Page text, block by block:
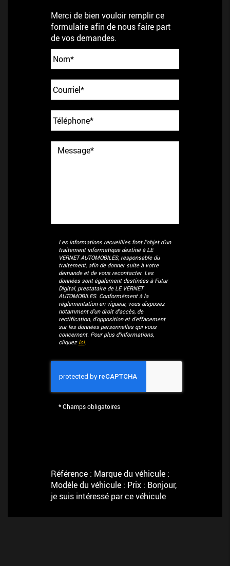
Merci de bien vouloir remplir ce
formulaire afin de nous faire part
de vos demandes.
Les informations recueillies font l’objet d’un
traitement informatique destiné àLE
VERNET AUTOMOBILES, responsable du
traitement, afin de donner suite à votre
demande et de vous recontacter. Les
données sont également destinées à Futur
Digital, prestataire de LE VERNET
AUTOMOBILES. Conformément à la
réglementation en vigueur, vous disposez
notamment d'un droit d'accès, de
rectification, d'opposition et d'effacement
sur les données personnelles qui vous
concernent. Pour plus d’informations,
cliquez ici.
*Champs obligatoires
Référence : Marque du véhicule :
Modèle du véhicule : Prix : Bonjour,
je suis intéressé par ce véhicule